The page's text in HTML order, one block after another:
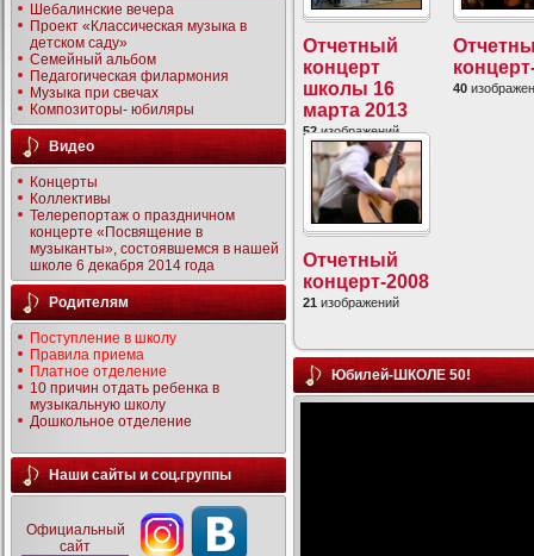
Шебалинские вечера
Проект «Классическая музыка в
детском саду»
Семейный альбом
Педагогическая филармония
Музыка при свечах
Композиторы- юбиляры
Видео
Концерты
Коллективы
Телерепортаж о праздничном
концерте «Посвящение в
музыканты», состоявшемся в нашей
школе 6 декабря 2014 года
Родителям
Поступление в школу
Правила приема
Платное отделение
10 причин отдать ребенка в
музыкальную школу
Дошкольное отделение
Наши сайты и соц.группы
Официальный
сайт
Отчетный
концерт
школы 16
марта 2013
52изображений
40
Отчетный
концерт-2008
21 изображений
Юбилей-ШКОЛЕ 50!